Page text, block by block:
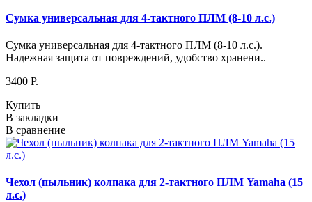
Сумка универсальная для 4-тактного ПЛМ (8-10 л.с.)
Сумка универсальная для 4-тактного ПЛМ (8-10 л.с.).
Надежная защита от повреждений, удобство хранени..
3400 P.
Купить
В закладки
В сравнение
Чехол (пыльник) колпака для 2-тактного ПЛМ Yamaha (15
л.с.)